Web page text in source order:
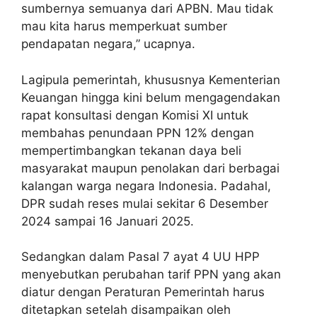
sumbernya semuanya dari APBN. Mau tidak
mau kita harus memperkuat sumber
pendapatan negara,” ucapnya.
Lagipula pemerintah, khususnya Kementerian
Keuangan hingga kini belum mengagendakan
rapat konsultasi dengan Komisi XI untuk
membahas penundaan PPN 12% dengan
mempertimbangkan tekanan daya beli
masyarakat maupun penolakan dari berbagai
kalangan warga negara Indonesia. Padahal,
DPR sudah reses mulai sekitar 6 Desember
2024 sampai 16 Januari 2025.
Sedangkan dalam Pasal 7 ayat 4 UU HPP
menyebutkan perubahan tarif PPN yang akan
diatur dengan Peraturan Pemerintah harus
ditetapkan setelah disampaikan oleh